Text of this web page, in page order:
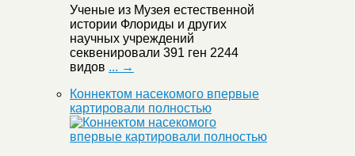
Ученые из Музея естественной
истории Флориды и других
научных учреждений
секвенировали 391 ген 2244
видов ... →
Коннектом насекомого впервые
картировали полностью